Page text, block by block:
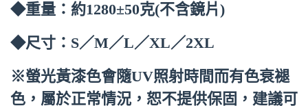
◆重量：約1280±50克(不含鏡片)
◆尺寸：S／M／L／XL／2XL
※螢光黃漆色會隨UV照射時間而有色衰褪
色，屬於正常情況，恕不提供保固，建議可